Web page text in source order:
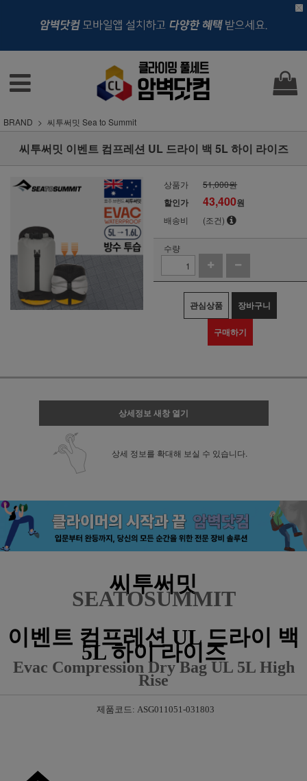
BRAND 씨투써밋 Sea to Summit
씨투써밋 이벤트 컴프레션 UL 드라이 백 5L 하이 라이즈
상품가 51,000원
할인가 43,400원
배송비 (조건)
수량
관심상품 장바구니
구매하기
상세정보 새창 열기
상세 정보를 확대해 보실 수 있습니다.
씨투써밋
SEATOSUMMIT
이벤트 컴프레션 UL 드라이 백
5L 하이 라이즈
Evac Compression Dry Bag UL 5L High
Rise
제품코드: ASG011051-031803